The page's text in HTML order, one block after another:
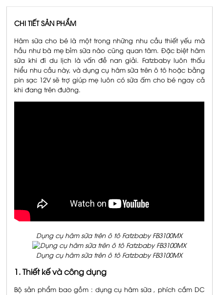
CHI TIẾT SẢN PHẨM
Hâm sữa cho bé là một trong những nhu cầu thiết yếu mà
hầu như bà mẹ bỉm sữa nào cũng quan tâm. Đặc biệt hâm
sữa khi đi du lịch là vấn đề nan giải. Fatzbaby luôn thấu
hiểu nhu cầu này, và dụng cụ hâm sữa trên ô tô hoặc bằng
pin sạc 12V sẽ trợ giúp mẹ luôn có sữa ấm cho bé ngay cả
khi đang trên đường.
Dụng cụ hâm sữa trên ô tô Fatzbaby FB3100MX
Dụng cụ hâm sữa trên ô tô Fatzbaby FB3100MX
1. Thiết kế và công dụng
Bộ sản phẩm bao gồm : dụng cụ hâm sữa , phích cắm DC